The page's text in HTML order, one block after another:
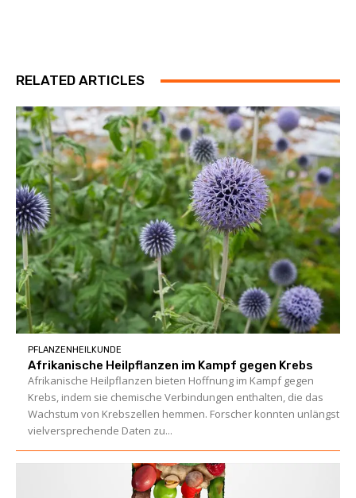
RELATED ARTICLES
PFLANZENHEILKUNDE
Afrikanische Heilpflanzen im Kampf gegen Krebs
Afrikanische Heilpflanzen bieten Hoffnung im Kampf gegen
Krebs, indem sie chemische Verbindungen enthalten, die das
Wachstum von Krebszellen hemmen. Forscher konnten unlängst
vielversprechende Daten zu...